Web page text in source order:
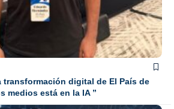
transformación digital de El País de
medios está en la IA ”